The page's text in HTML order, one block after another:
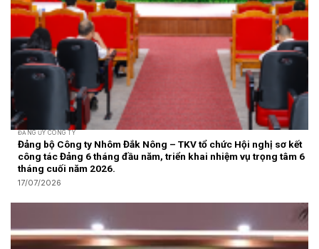
ĐẢNG ỦY CÔNG TY
Đảng bộ Công ty Nhôm Đắk Nông – TKV tổ chức Hội nghị sơ kết
công tác Đảng 6 tháng đầu năm, triển khai nhiệm vụ trọng tâm 6
tháng cuối năm 2026.
17/07/2026